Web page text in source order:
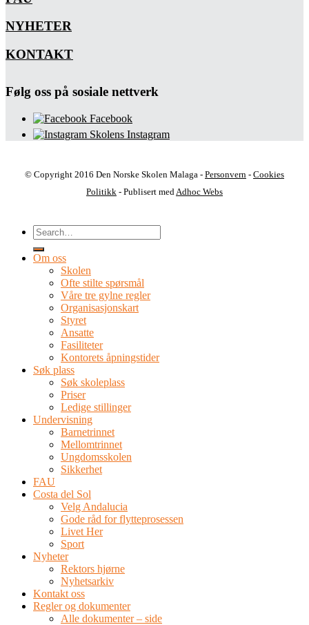
NYHETER
KONTAKT
Følg oss på sosiale nettverk
Facebook
Skolens Instagram
© Copyright 2016 Den Norske Skolen Malaga - Personvern - Cookies
Politikk - Publisert med Adhoc Webs
Om oss
Skolen
Ofte stilte spørsmål
Våre tre gylne regler
Organisasjonskart
Styret
Ansatte
Fasiliteter
Kontorets åpningstider
Søk plass
Søk skoleplass
Priser
Ledige stillinger
Undervisning
Barnetrinnet
Mellomtrinnet
Ungdomsskolen
Sikkerhet
FAU
Costa del Sol
Velg Andalucia
Gode råd for flytteprosessen
Livet Her
Sport
Nyheter
Rektors hjørne
Nyhetsarkiv
Kontakt oss
Regler og dokumenter
Alle dokumenter – side